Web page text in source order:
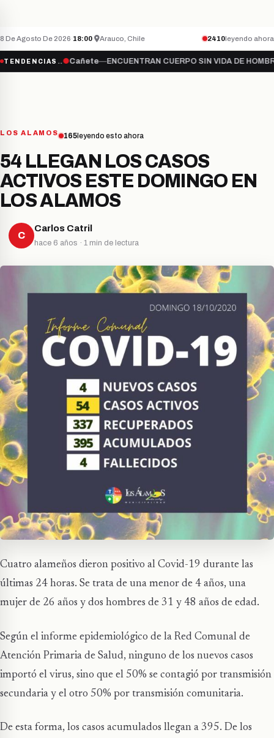
8 De Agosto De 2026·18:00· Arauco, Chile 2410leyendo ahora
TENDENCIAS
●Cañete—ENCUENTRAN CUERPO SIN VIDA DE HOMBRE
LOS ALAMOS 165leyendo esto ahora
54 LLEGAN LOS CASOS
ACTIVOS ESTE DOMINGO EN
LOS ALAMOS
C
Carlos Catril
hace 6 años · 1 min de lectura
Cuatro alameños dieron positivo al Covid-19 durante las
últimas 24 horas. Se trata de una menor de 4 años, una
mujer de 26 años y dos hombres de 31 y 48 años de edad.
Según el informe epidemiológico de la Red Comunal de
Atención Primaria de Salud, ninguno de los nuevos casos
importó el virus, sino que el 50% se contagió por transmisión
secundaria y el otro 50% por transmisión comunitaria.
De esta forma, los casos acumulados llegan a 395. De los